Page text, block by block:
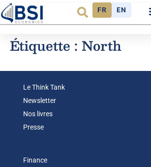
FR EN
Étiquette : North
Le Think Tank
Newsletter
Nos livres
Presse
Finance